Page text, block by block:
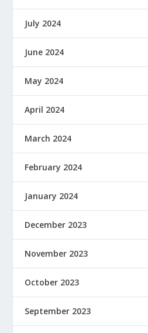
July 2024
June 2024
May 2024
April 2024
March 2024
February 2024
January 2024
December 2023
November 2023
October 2023
September 2023